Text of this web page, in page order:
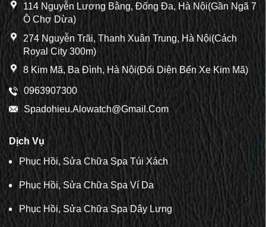
114 Nguyễn Lương Bằng, Đống Đa, Hà Nội(Gần Ngã 7
Ô Chợ Dừa)
274 Nguyễn Trãi, Thanh Xuân Trung, Hà Nội(Cách
Royal City 300m)
8 Kim Mã, Ba Đình, Hà Nội(Đối Diện Bến Xe Kim Mã)
0963907300
Spadohieu.alowatch@gmail.com
Dịch Vụ
Phục Hồi, Sửa Chữa Spa Túi Xách
Phục Hồi, Sửa Chữa Spa Ví Da
Phục Hồi, Sửa Chữa Spa Dây Lưng